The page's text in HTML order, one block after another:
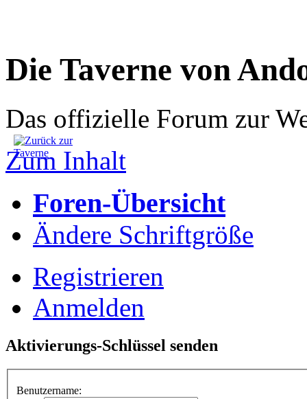
Die Taverne von
Das offizielle Forum zur
Zum Inhalt
Foren-Übersicht
Ändere Schriftgröße
Registrieren
Anmelden
Aktivierungs-Schlüssel senden
Benutzername: